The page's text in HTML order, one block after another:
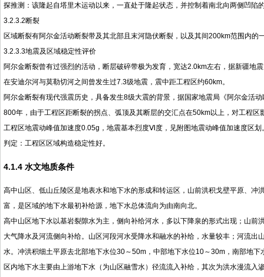
探推测：该隆起自塔里木运动以来，一直处于隆起状态，并控制着南北向两侧凹陷
3.2.3.2断裂
区域断裂有阿尔金活动断裂带及其北部且末河隐伏断裂，以及其间200km范围内
3.2.3.3地震及区域稳定性评价
阿尔金断裂曾有过强烈的活动，断层破碎带极为发育，宽达2.0km左右，据新疆
在安迪尔河与莫勒切河之间曾发生过7.3级地震，震中距工程区约60km。
阿尔金断裂有现代强震历史，具备发生8级大震的背景，据国家地震局《阿尔金活
800年，由于工程区距断裂的拐点、弧顶及其断层的交汇点在50km以上，对工程区
工程区地震动峰值加速度0.05g，地震基本烈度Ⅵ度，见附图地震动峰值加速度区
判定：工程区区域构造稳定性好。
4.1.4 水文地质条件
高中山区、低山丘陵区是地表水和地下水的形成和转运区，山前洪积戈壁平原、
富，是区域的地下水最初补给源，地下水总体流向为由南向北。
高中山区地下水以基岩裂隙水为主，侧向补给河水，多以下降泉的形式出现；山
大气降水及河流侧向补给。山区河段河水受降水和融水的补给，水量较丰；河流
水。冲洪积细土平原去北部地下水位30～50m，中部地下水位10～30m，南部地下
区内地下水主要由上游地下水（为山区融雪水）径流流入补给，其次为洪水漫流